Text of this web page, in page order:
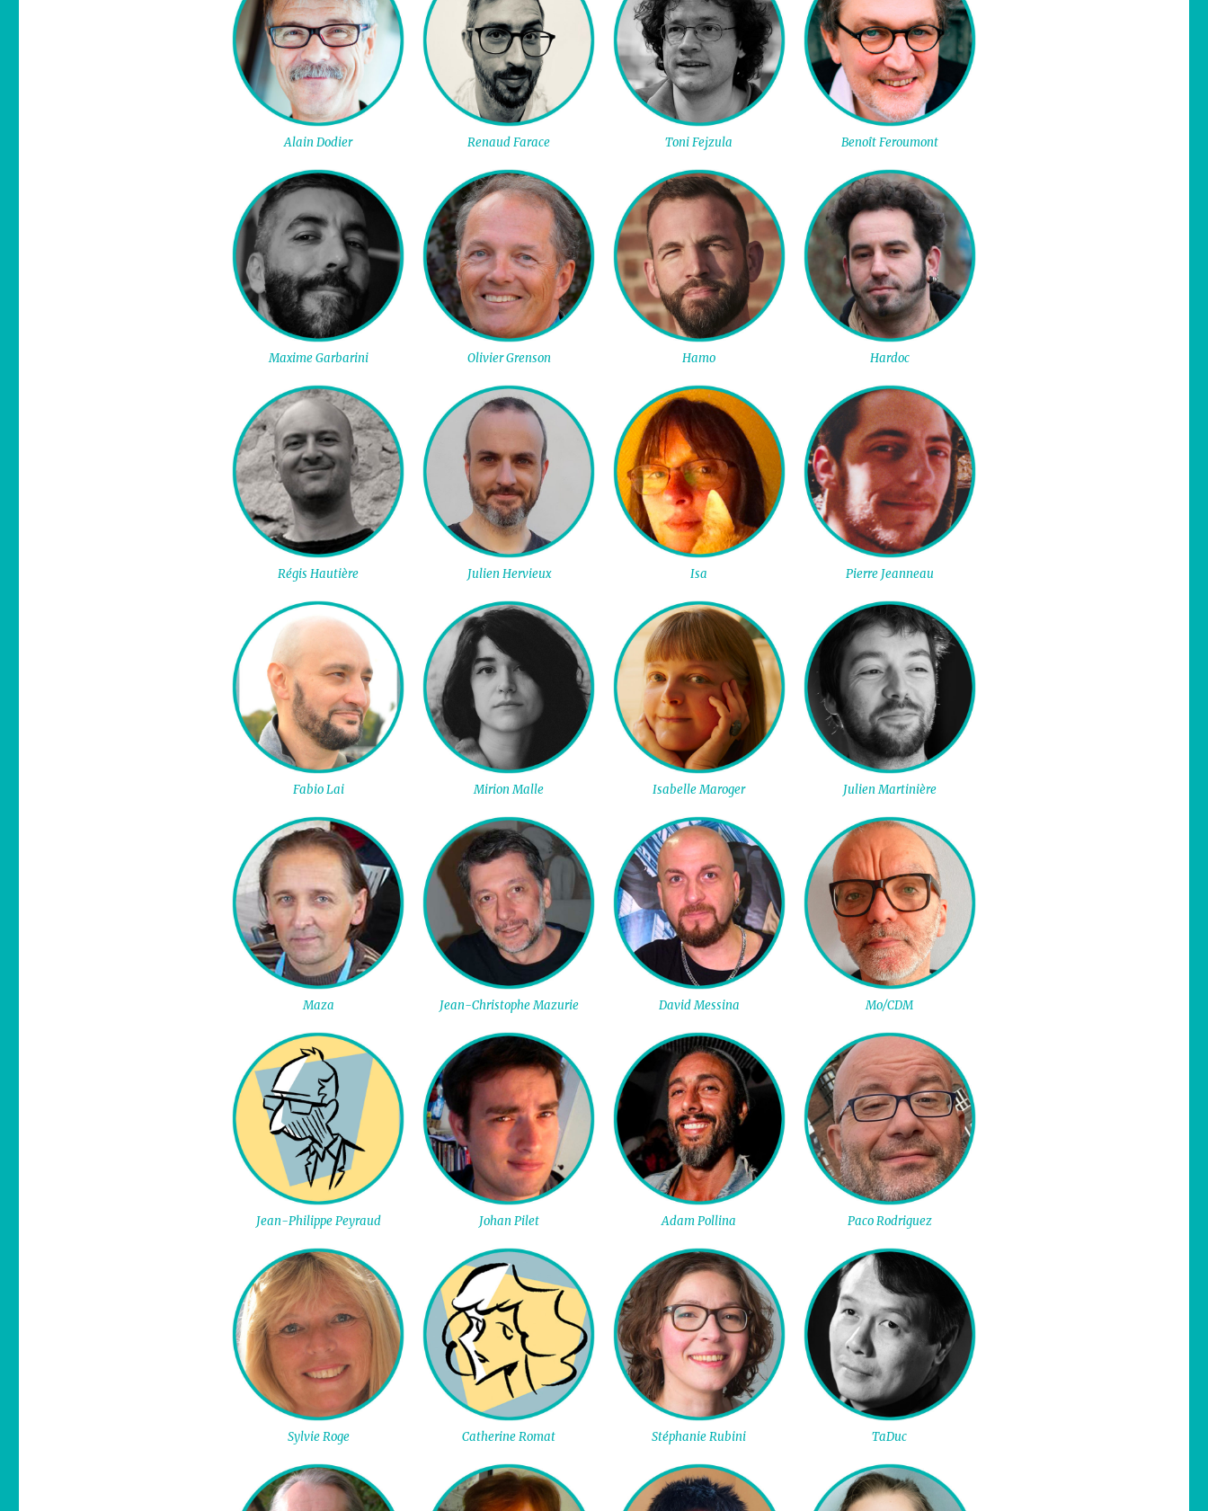
Alain Dodier Renaud Farace Toni Fejzula Benoît Feroumont
Maxime Garbarini Olivier Grenson Hamo Hardoc
Régis Hautière Julien Hervieux Isa Pierre Jeanneau
Fabio Lai Mirion Malle Isabelle Maroger Julien Martinière
Maza Jean-Christophe Mazurie David Messina Mo/CDM
Jean-Philippe Peyraud Johan Pilet Adam Pollina Paco Rodriguez
Sylvie Roge Catherine Romat Stéphanie Rubini TaDuc